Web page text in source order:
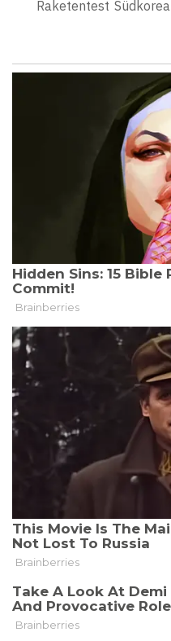
Raketentest Südkorea